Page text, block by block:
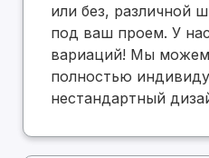
или без, различной
под ваш проем. У
вариаций! Мы можем
полностью
нестандартный